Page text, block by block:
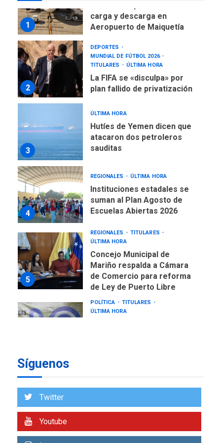
1
carga y descarga en
Aeropuerto de Maiquetía
2
DEPORTES
MUNDIAL DE FÚTBOL 2026
TITULARES
ÚLTIMA HORA
La FIFA se «disculpa» por
plan fallido de privatización
3
ÚLTIMA HORA
Hutíes de Yemen dicen que
atacaron dos petroleros
sauditas
4
REGIONALES ÚLTIMA HORA
Instituciones estadales se
suman al Plan Agosto de
Escuelas Abiertas 2026
5
REGIONALES
TITULARES
ÚLTIMA HORA
Concejo Municipal de
Mariño respalda a Cámara
de Comercio para reforma
de Ley de Puerto Libre
POLÍTICA
TITULARES
ÚLTIMA HORA
7
regional nos respaldaron
asegura Gustavo Duque
Síguenos
Twitter
Youtube